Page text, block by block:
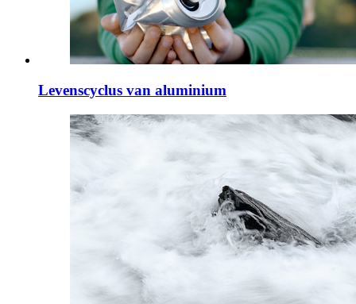
Levenscyclus van aluminium